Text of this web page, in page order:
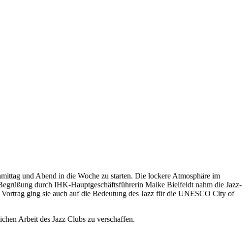
und Abend in die Woche zu starten. Die lockere Atmosphäre im
durch IHK-Hauptgeschäftsführerin Maike Bielfeldt nahm die Jazz-
ging sie auch auf die Bedeutung des Jazz für die UNESCO City of
Arbeit des Jazz Clubs zu verschaffen.